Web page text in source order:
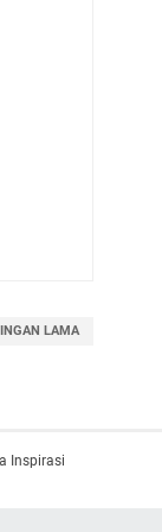
LAMA
Inspirasi